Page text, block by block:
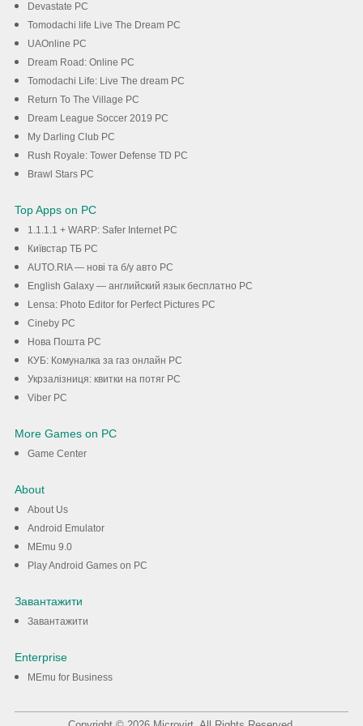
Devastate PC
Tomodachi life Live The Dream PC
UAOnline PC
Dream Road: Online PC
Tomodachi Life: Live The dream PC
Return To The Village PC
Dream League Soccer 2019 PC
My Darling Club PC
Rush Royale: Tower Defense TD PC
Brawl Stars PC
Top Apps on PC
1.1.1.1 + WARP: Safer Internet PC
Київстар TБ PC
AUTO.RIA — нові та б/у авто PC
English Galaxy — английский язык бесплатно PC
Lensa: Photo Editor for Perfect Pictures PC
Cineby PC
Нова Пошта PC
КУБ: Комуналка за газ онлайн PC
Укрзалізниця: квитки на потяг PC
Viber PC
More Games on PC
Game Center
About
About Us
Android Emulator
MEmu 9.0
Play Android Games on PC
Завантажити
Завантажити
Enterprise
MEmu for Business